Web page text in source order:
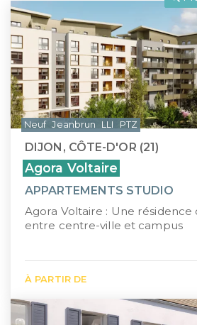
LLI
CIIC (Corse)
Maurice (non-résident)
PTZ
TVA réduite
Provence-Alpes-Côte
Guadeloupe (971)
Guyane (973)
La Réunion (974)
Martinique (972)
Nouvelle-Calédonie
Polynésie française (987)
Île Maurice
DIJON, CÔTE-D'OR (21)
Agora Voltaire
APPARTEMENTS STUDIO
Agora Voltaire : Une
entre centre-ville et campus
À PARTIR DE
Neuf Jeanbrun LLI PTZ